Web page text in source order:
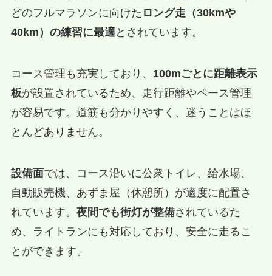
どのフルマラソンに向けた ロング走（30kmや
40km）の練習に最適 とされています。
コース管理も充実しており、 100mごとに距離表示
板が設置されているため、走行距離やペース管理
が容易です。道筋も分かりやすく、迷うことはほ
とんどありません。
設備面では、コース沿いに公衆トイレ、給水場、
自動販売機、あずま屋（休憩所）が適度に配置さ
れています。 夜間でも街灯が整備されているた
め、ライトランにも対応しており、安全に走るこ
とができます。